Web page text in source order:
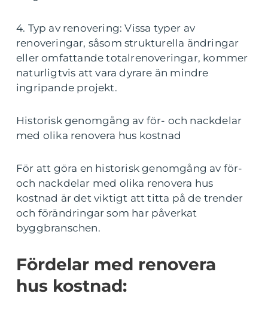
4. Typ av renovering: Vissa typer av
renoveringar, såsom strukturella ändringar
eller omfattande totalrenoveringar, kommer
naturligtvis att vara dyrare än mindre
ingripande projekt.
Historisk genomgång av för- och nackdelar
med olika renovera hus kostnad
För att göra en historisk genomgång av för-
och nackdelar med olika renovera hus
kostnad är det viktigt att titta på de trender
och förändringar som har påverkat
byggbranschen.
Fördelar med renovera
hus kostnad: